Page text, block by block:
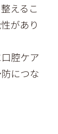
えるこ
があり
腔ケア
につな